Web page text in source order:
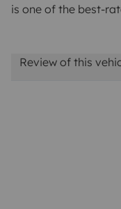
is one of the best-
Review of this